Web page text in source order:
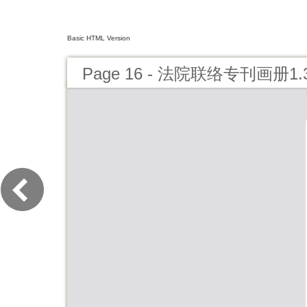
Basic HTML Version
Page 16 - 法院联络专刊画册